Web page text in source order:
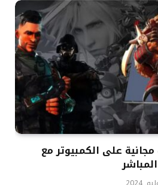
ألعاب مجانية على الكمبيوتر مع